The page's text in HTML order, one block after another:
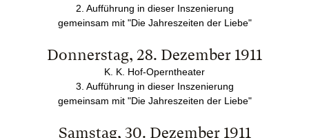
2. Aufführung in dieser Inszenierung
gemeinsam mit "Die Jahreszeiten der Liebe"
Donnerstag, 28. Dezember 1911
K. K. Hof-Operntheater
3. Aufführung in dieser Inszenierung
gemeinsam mit "Die Jahreszeiten der Liebe"
Samstag, 30. Dezember 1911